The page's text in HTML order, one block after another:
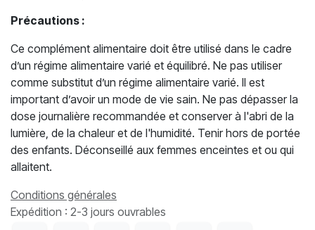
Précautions :
Ce complément alimentaire doit être utilisé dans le cadre
d’un régime alimentaire varié et équilibré. Ne pas utiliser
comme substitut d’un régime alimentaire varié. Il est
important d’avoir un mode de vie sain. Ne pas dépasser la
dose journalière recommandée et conserver à l'abri de la
lumière, de la chaleur et de l'humidité. Tenir hors de portée
des enfants. Déconseillé aux femmes enceintes et ou qui
allaitent.
Conditions générales
Expédition : 2-3 jours ouvrables